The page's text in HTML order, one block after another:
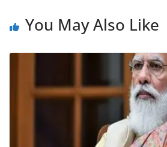
You May Also Like